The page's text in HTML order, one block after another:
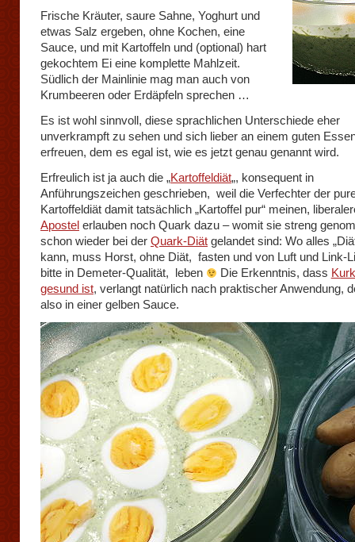
Frische Kräuter, saure Sahne, Yoghurt und
etwas Salz ergeben, ohne Kochen, eine
Sauce, und mit Kartoffeln und (optional) hart
gekochtem Ei eine komplette Mahlzeit.
Südlich der Mainlinie mag man auch von
Krumbeeren oder Erdäpfeln sprechen …
Es ist wohl sinnvoll, diese sprachlichen Unterschiede eher
unverkrampft zu sehen und sich lieber an einem guten
erfreuen, dem es egal ist, wie es jetzt genau genannt wird.
Erfreulich ist ja auch die „Kartoffeldiät„, konsequent in
Anführungszeichen geschrieben, weil die Verfechter der
Kartoffeldiät damit tatsächlich „Kartoffel pur“ meinen,
Apostel erlauben noch Quark dazu – womit sie streng
schon wieder bei der Quark-Diät gelandet sind: Wo alles
kann, muss Horst, ohne Diät, fasten und von Luft und Link-
bitte in Demeter-Qualität, leben
Die Erkenntnis, dass
gesund ist, verlangt natürlich nach praktischer Anwendung,
also in einer gelben Sauce.